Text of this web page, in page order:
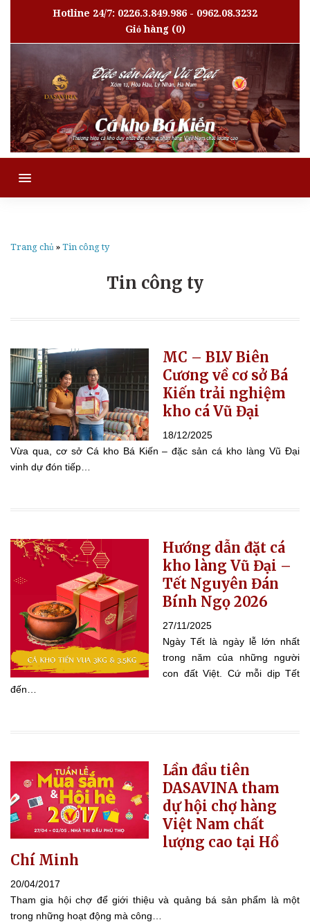
Hotline 24/7: 0226.3.849.986 - 0962.08.3232
Giỏ hàng(0)
MENU
Trang chủ » Tin công ty
Tin công ty
MC – BLV Biên
Cương về cơ sở Bá
Kiến trải nghiệm
kho cá Vũ Đại
18/12/2025
Vừa qua, cơ sở Cá kho Bá Kiến – đặc sản cá kho làng Vũ Đại
vinh dự đón tiếp…
Hướng dẫn đặt cá
kho làng Vũ Đại –
Tết Nguyên Đán
Bính Ngọ 2026
27/11/2025
Ngày Tết là ngày lễ lớn nhất
trong năm của những người
con đất Việt. Cứ mỗi dịp Tết
đến…
Lần đầu tiên
DASAVINA tham
dự hội chợ hàng
Việt Nam chất
lượng cao tại Hồ
Chí Minh
20/04/2017
Tham gia hội chợ để giới thiệu và quảng bá sản phẩm là một
trong những hoạt động mà công…